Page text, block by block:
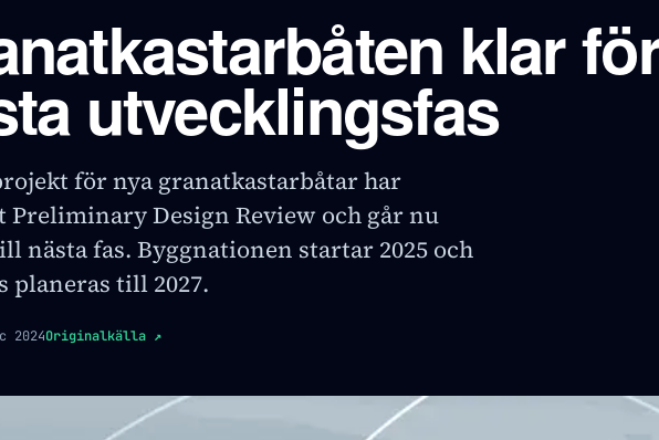
klar
utvecklingsfas
för nya granatkastarbåtar har
Preliminary Design Review och går nu
nästa fas. Byggnationen startar 2025 och
planeras till 2027.
2024Originalkälla ↗